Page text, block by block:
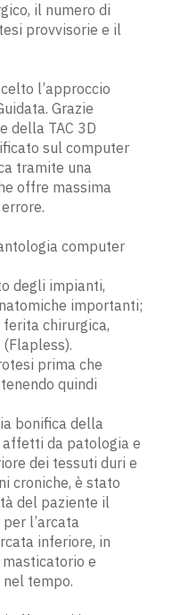
il numero di
provvisorie e il
l’approccio
Grazie
della TAC 3D
sul computer
tramite una
offre massima
computer
degli impianti,
importanti;
chirurgica,
prima che
quindi
bonifica della
affetti da patologia e
dei tessuti duri e
croniche, è stato
del paziente il
l’arcata
inferiore, in
e
tempo.